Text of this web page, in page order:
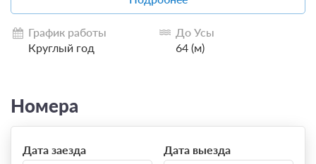
Всего на базе отдыха есть 5 категорий домиков
— VIP, Люкс, эконом-срубовой, эконом+ и эконом,
каждый из которых предлагает комфортное
размещение для гостей в зависимости от их
График работы
Круглый год
До Усы
64 (м)
Номера
Дата заезда Дата выезда